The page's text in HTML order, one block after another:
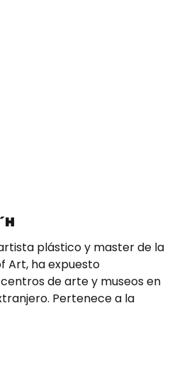
Perdido"
plástico y master de la
Art, ha expuesto
de arte y museos en
Pertenece a la